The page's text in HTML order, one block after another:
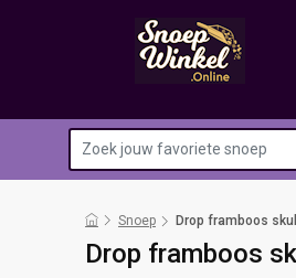
Snoep Drop framboos
Drop framboos